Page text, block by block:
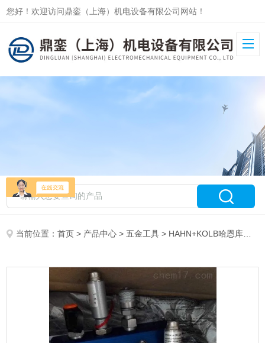
您好！欢迎访问鼎銮（上海）机电设备有限公司网站！
当前位置：首页 > 产品中心 > 五金工具 > HAHN+KOLB哈恩库博工具